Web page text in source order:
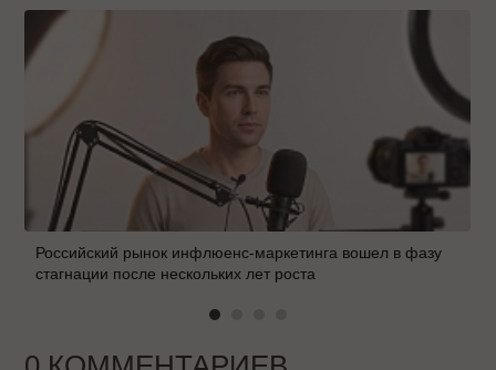
Российский рынок инфлюенс-маркетинга вошел в фазу
стагнации после нескольких лет роста